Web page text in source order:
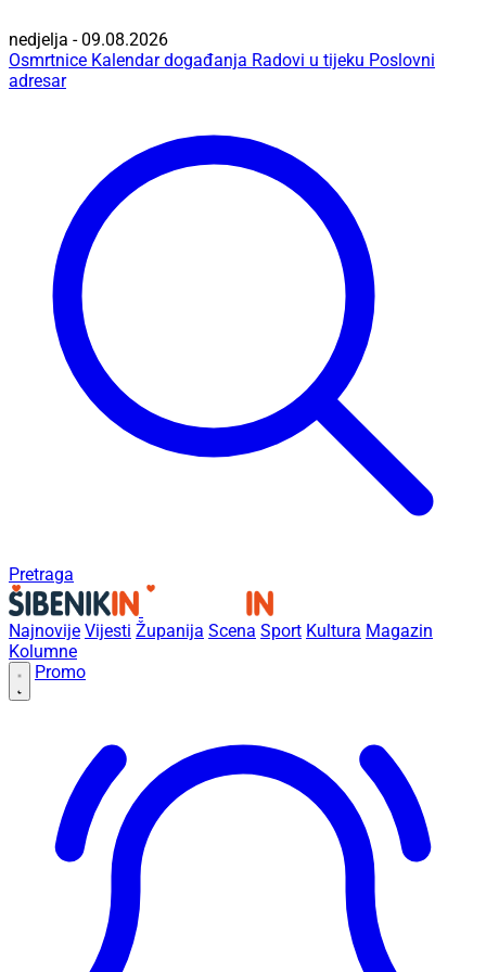
nedjelja - 09.08.2026
Osmrtnice Kalendar događanja Radovi u tijeku Poslovni
adresar
Pretraga
Najnovije Vijesti Županija Scena Sport Kultura Magazin
Kolumne
Promo